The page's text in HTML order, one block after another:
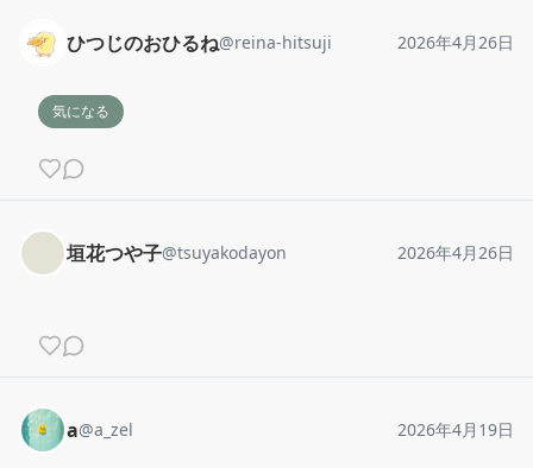
ひつじのおひるね@reina-hitsuji 2026年4月26日
気になる
垣花つや子@tsuyakodayon 2026年4月26日
a@a_zel 2026年4月19日